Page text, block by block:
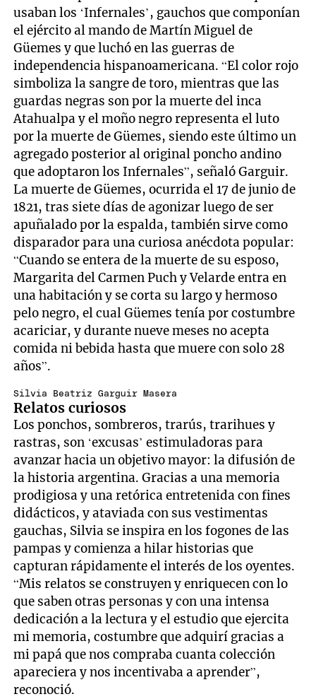
usaban los ‘Infernales’, gauchos que componían
el ejército al mando de Martín Miguel de
Güemes y que luchó en las guerras de
independencia hispanoamericana. “El color rojo
simboliza la sangre de toro, mientras que las
guardas negras son por la muerte del inca
Atahualpa y el moño negro representa el luto
por la muerte de Güemes, siendo este último un
agregado posterior al original poncho andino
que adoptaron los Infernales”, señaló Garguir.
La muerte de Güemes, ocurrida el 17 de junio de
1821, tras siete días de agonizar luego de ser
apuñalado por la espalda, también sirve como
disparador para una curiosa anécdota popular:
“Cuando se entera de la muerte de su esposo,
Margarita del Carmen Puch y Velarde entra en
una habitación y se corta su largo y hermoso
pelo negro, el cual Güemes tenía por costumbre
acariciar, y durante nueve meses no acepta
comida ni bebida hasta que muere con solo 28
años”.
Silvia Beatriz Garguir Masera
Relatos curiosos
Los ponchos, sombreros, trarús, trarihues y
rastras, son ‘excusas’ estimuladoras para
avanzar hacia un objetivo mayor: la difusión de
la historia argentina. Gracias a una memoria
prodigiosa y una retórica entretenida con fines
didácticos, y ataviada con sus vestimentas
gauchas, Silvia se inspira en los fogones de las
pampas y comienza a hilar historias que
capturan rápidamente el interés de los oyentes.
“Mis relatos se construyen y enriquecen con lo
que saben otras personas y con una intensa
dedicación a la lectura y el estudio que ejercita
mi memoria, costumbre que adquirí gracias a
mi papá que nos compraba cuanta colección
apareciera y nos incentivaba a aprender”,
reconoció.